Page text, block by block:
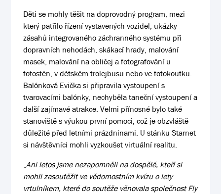
Děti se mohly těšit na doprovodný program, mezi
který patřilo řízení vystavených vozidel, ukázky
zásahů integrovaného záchranného systému při
dopravních nehodách, skákací hrady, malování
masek, malování na obličej a fotografování u
fotostěn, v dětském trolejbusu nebo ve fotokoutku.
Balónková Evička si připravila vystoupení s
tvarovacími balónky, nechyběla taneční vystoupení a
další zajímavé atrakce. Velmi přínosné bylo také
stanoviště s výukou první pomoci, což je obzvláště
důležité před letními prázdninami. U stánku Starnet
si návštěvníci mohli vyzkoušet virtuální realitu.
„Ani letos jsme nezapomněli na dospělé, kteří si
mohli zasoutěžit ve vědomostním kvízu o lety
vrtulníkem, které do soutěže věnovala společnost Fly